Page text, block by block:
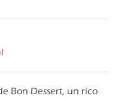
Bon Dessert, un rico